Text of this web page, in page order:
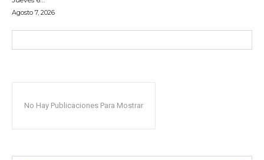
Agosto 7, 2026
No Hay Publicaciones Para Mostrar